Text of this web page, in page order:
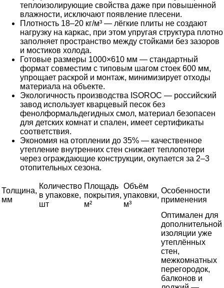
теплоизолирующие свойства даже при повышенной
влажности, исключают появление плесени.
Плотность 18–20 кг/м³ — лёгкие плиты не создают
нагрузку на каркас, при этом упругая структура плотно
заполняет пространство между стойками без зазоров
и мостиков холода.
Готовые размеры 1000×610 мм — стандартный
формат совместим с типовым шагом стоек 600 мм,
упрощает раскрой и монтаж, минимизирует отходы
материала на объекте.
Экологичность производства ISOROC — российский
завод использует кварцевый песок без
фенолформальдегидных смол, материал безопасен
для детских комнат и спален, имеет сертификаты
соответствия.
Экономия на отоплении до 35% — качественное
утепление внутренних стен снижает теплопотери
через ограждающие конструкции, окупается за 2–3
отопительных сезона.
Толщина,
мм
Количество
в упаковке,
шт
Площадь
покрытия,
м²
Объём
упаковки,
м³
Особенности
применения
Оптимален для
дополнительной
изоляции уже
утеплённых
стен,
межкомнатных
перегородок,
балконов и